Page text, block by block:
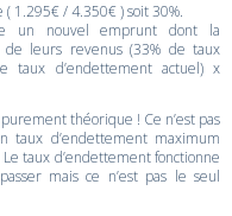
1.295€ / 4.350€ ) soit 30%.
un nouvel emprunt dont la
leurs revenus (33% de taux
taux d’endettement actuel) x
théorique ! Ce n’est pas
taux d’endettement maximum
taux d’endettement fonctionne
mais ce n’est pas le seul